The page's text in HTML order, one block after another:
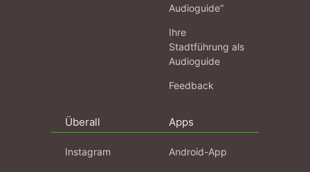
Audioguide“
Ihre
Stadtführung als
Audioguide
Feedback
Überall
Instagram
Apps
Android-App